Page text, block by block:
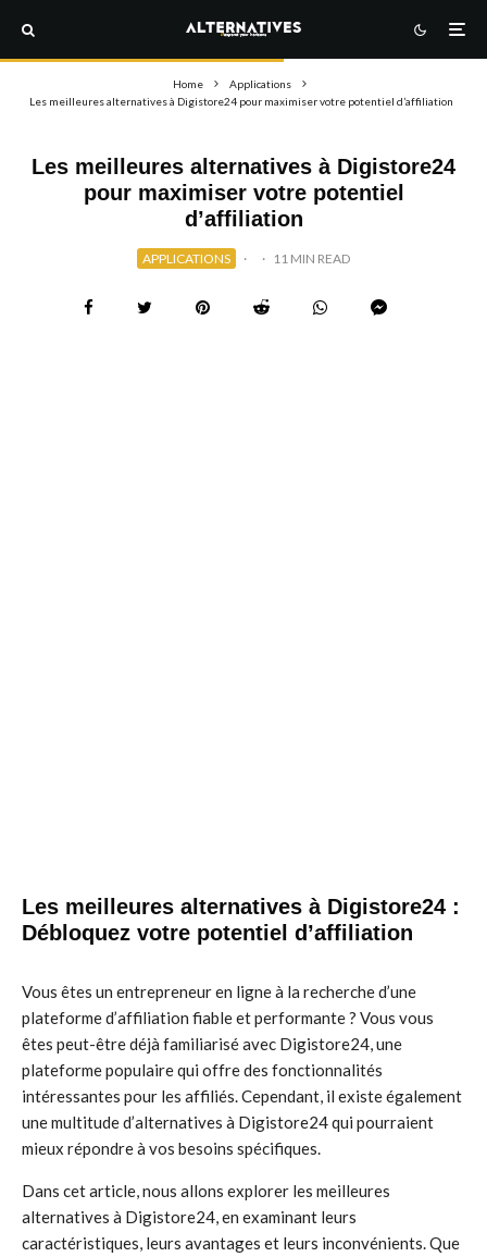
Home
Applications
Les meilleures alternatives à Digistore24 pour maximiser votre potentiel d’affiliation
Les meilleures alternatives à Digistore24
pour maximiser votre potentiel
d’affiliation
APPLICATIONS · · 11 MIN READ
Les meilleures alternatives à Digistore24 :
Débloquez votre potentiel d’affiliation
Vous êtes un entrepreneur en ligne à la recherche d’une
plateforme d’affiliation fiable et performante ? Vous vous
êtes peut-être déjà familiarisé avec Digistore24, une
plateforme populaire qui offre des fonctionnalités
intéressantes pour les affiliés. Cependant, il existe également
une multitude d’alternatives à Digistore24 qui pourraient
mieux répondre à vos besoins spécifiques.
Dans cet article, nous allons explorer les meilleures
alternatives à Digistore24, en examinant leurs
caractéristiques, leurs avantages et leurs inconvénients. Que